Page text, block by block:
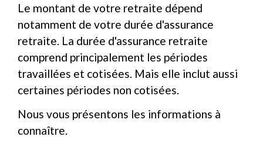
Le montant de votre retraite dépend
notamment de votre durée d'assurance
retraite. La durée d'assurance retraite
comprend principalement les périodes
travaillées et cotisées. Mais elle inclut aussi
certaines périodes non cotisées.
Nous vous présentons les informations à
connaître.